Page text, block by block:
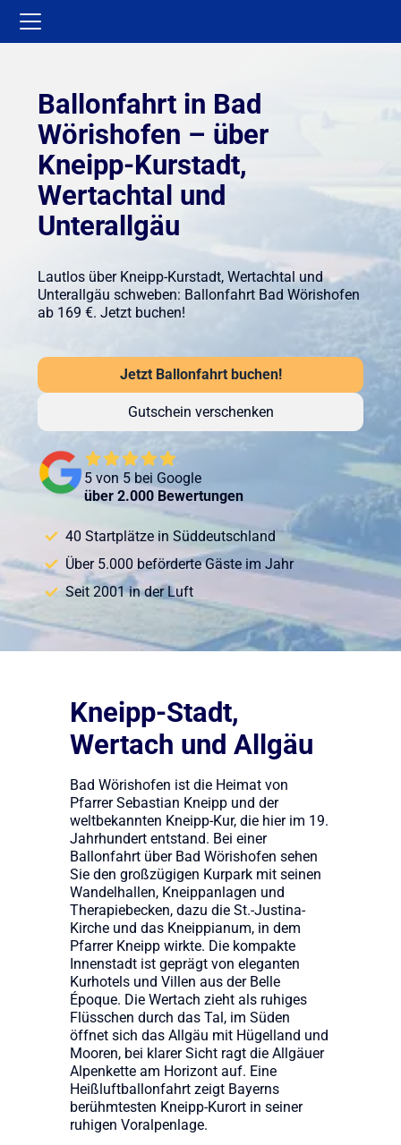
Ballonfahrt in Bad
Wörishofen – über
Kneipp-Kurstadt,
Wertachtal und
Unterallgäu
Lautlos über Kneipp-Kurstadt, Wertachtal und
Unterallgäu schweben: Ballonfahrt Bad Wörishofen
ab 169 €. Jetzt buchen!
Jetzt Ballonfahrt buchen!
Gutschein verschenken
5 von 5 bei Google
über 2.000 Bewertungen
40 Startplätze in Süddeutschland
Über 5.000 beförderte Gäste im Jahr
Seit 2001 in der Luft
Kneipp-Stadt,
Wertach und Allgäu
Bad Wörishofen ist die Heimat von
Pfarrer Sebastian Kneipp und der
weltbekannten Kneipp-Kur, die hier im 19.
Jahrhundert entstand. Bei einer
Ballonfahrt über Bad Wörishofen sehen
Sie den großzügigen Kurpark mit seinen
Wandelhallen, Kneippanlagen und
Therapiebecken, dazu die St.-Justina-
Kirche und das Kneippianum, in dem
Pfarrer Kneipp wirkte. Die kompakte
Innenstadt ist geprägt von eleganten
Kurhotels und Villen aus der Belle
Époque. Die Wertach zieht als ruhiges
Flüsschen durch das Tal, im Süden
öffnet sich das Allgäu mit Hügelland und
Mooren, bei klarer Sicht ragt die Allgäuer
Alpenkette am Horizont auf. Eine
Heißluftballonfahrt zeigt Bayerns
berühmtesten Kneipp-Kurort in seiner
ruhigen Voralpenlage.